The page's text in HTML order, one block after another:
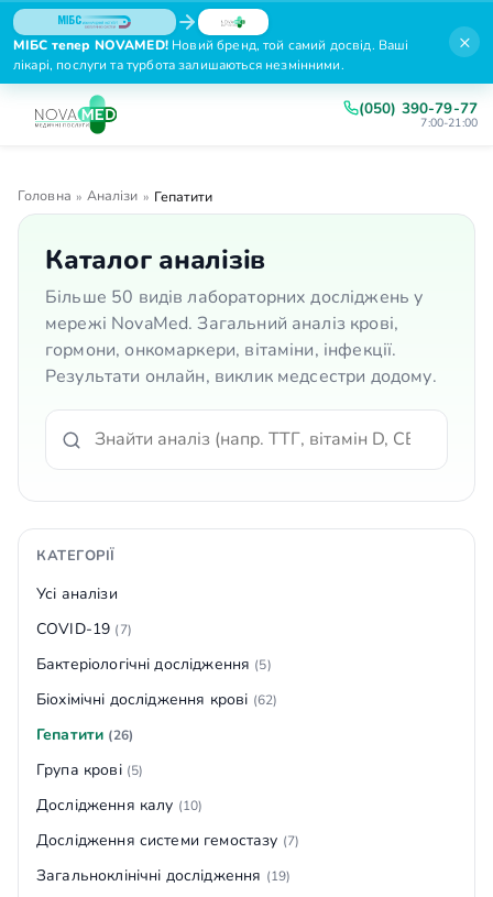
МІБС тепер NOVAMED!Новий бренд, той самий досвід. Ваші
лікарі, послуги та турбота залишаються незмінними.
×
(050) 390-79-77
7:00-21:00
Головна » Аналізи » Гепатити
Каталог аналізів
Більше 50 видів лабораторних досліджень у
мережі NovaMed. Загальний аналіз крові,
гормони, онкомаркери, вітаміни, інфекції.
Результати онлайн, виклик медсестри додому.
КАТЕГОРІЇ
Усі аналізи
COVID-19 (7)
Бактеріологічні дослідження (5)
Біохімічні дослідження крові (62)
Гепатити (26)
Група крові (5)
Дослідження калу (10)
Дослідження системи гемостазу (7)
Загальноклінічні дослідження (19)